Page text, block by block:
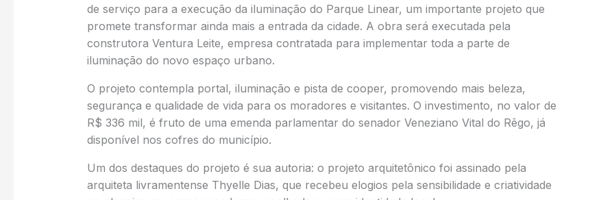
de serviço para a execução da iluminação do Parque Linear, um importante projeto que
promete transformar ainda mais a entrada da cidade. A obra será executada pela
construtora Ventura Leite, empresa contratada para implementar toda a parte de
iluminação do novo espaço urbano.
O projeto contempla portal, iluminação e pista de cooper, promovendo mais beleza,
segurança e qualidade de vida para os moradores e visitantes. O investimento, no valor de
R$ 336 mil, é fruto de uma emenda parlamentar do senador Veneziano Vital do Rêgo, já
disponível nos cofres do município.
Um dos destaques do projeto é sua autoria: o projeto arquitetônico foi assinado pela
arquiteta livramentense Thyelle Dias, que recebeu elogios pela sensibilidade e criatividade